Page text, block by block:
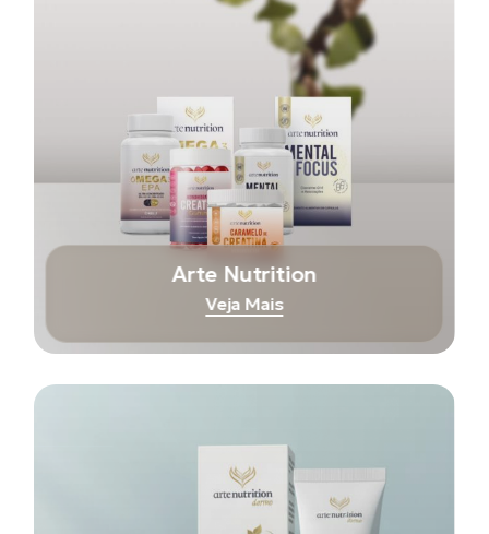
Arte Nutrition
Veja Mais